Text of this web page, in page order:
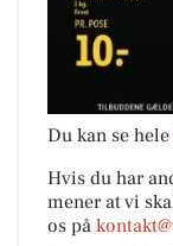
Du kan se hele
Hvis du har
mener at vi
os på